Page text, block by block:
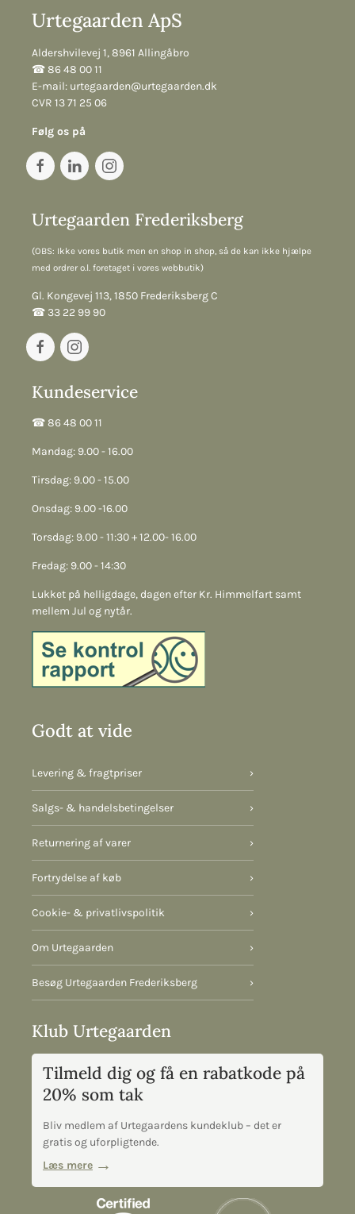
Urtegaarden ApS
Aldershvilevej 1, 8961 Allingåbro
☎︎ 86 48 00 11
E-mail: urtegaarden@urtegaarden.dk
CVR 13 71 25 06
Følg os på
Urtegaarden Frederiksberg
(OBS: Ikke vores butik men en shop in shop, så de kan ikke hjælpe
med ordrer o.l. foretaget i vores webbutik)
Gl. Kongevej 113, 1850 Frederiksberg C
☎︎ 33 22 99 90
Kundeservice
☎︎ 86 48 00 11
Mandag: 9.00 - 16.00
Tirsdag: 9.00 - 15.00
Onsdag: 9.00 -16.00
Torsdag: 9.00 - 11:30 + 12.00- 16.00
Fredag: 9.00 - 14:30
Lukket på helligdage, dagen efter Kr. Himmelfart samt
mellem Jul og nytår.
Godt at vide
Levering & fragtpriser ›
Salgs- & handelsbetingelser ›
Returnering af varer ›
Fortrydelse af køb ›
Cookie- & privatlivspolitik ›
Om Urtegaarden ›
Besøg Urtegaarden Frederiksberg ›
Klub Urtegaarden
Tilmeld dig og få en rabatkode på
20% som tak
Bliv medlem af Urtegaardens kundeklub – det er
gratis og uforpligtende.
Læs mere